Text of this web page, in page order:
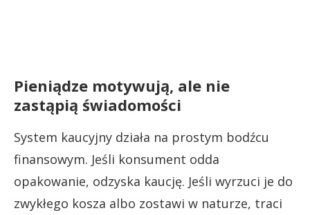
Pieniądze motywują, ale nie
zastąpią świadomości
System kaucyjny działa na prostym bodźcu
finansowym. Jeśli konsument odda
opakowanie, odzyska kaucję. Jeśli wyrzuci je do
zwykłego kosza albo zostawi w naturze, traci